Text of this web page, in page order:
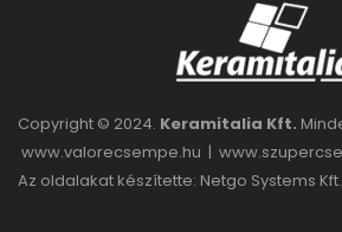
Copyright © 2024. Keramitalia Kft.
www.valorecsempe.hu |
Az oldalakat készítette: Netgo Systems